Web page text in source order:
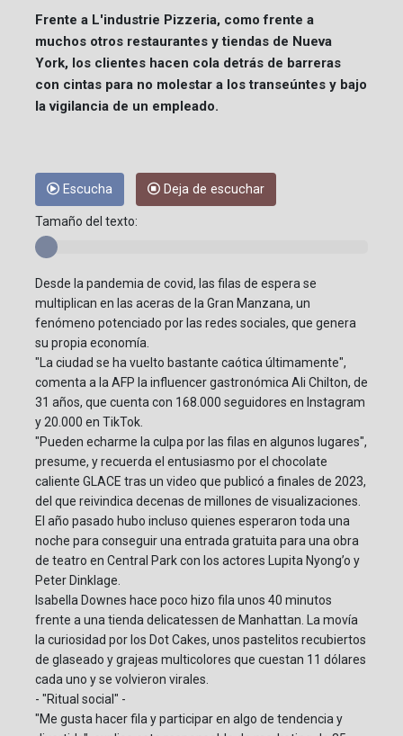
Frente a L'industrie Pizzeria, como frente a
muchos otros restaurantes y tiendas de Nueva
York, los clientes hacen cola detrás de barreras
con cintas para no molestar a los transeúntes y bajo
la vigilancia de un empleado.
Escucha Deja de escuchar
Tamaño del texto:
Desde la pandemia de covid, las filas de espera se
multiplican en las aceras de la Gran Manzana, un
fenómeno potenciado por las redes sociales, que genera
su propia economía.
"La ciudad se ha vuelto bastante caótica últimamente",
comenta a la AFP la influencer gastronómica Ali Chilton, de
31 años, que cuenta con 168.000 seguidores en Instagram
y 20.000 en TikTok.
"Pueden echarme la culpa por las filas en algunos lugares",
presume, y recuerda el entusiasmo por el chocolate
caliente GLACE tras un video que publicó a finales de 2023,
del que reivindica decenas de millones de visualizaciones.
El año pasado hubo incluso quienes esperaron toda una
noche para conseguir una entrada gratuita para una obra
de teatro en Central Park con los actores Lupita Nyong’o y
Peter Dinklage.
Isabella Downes hace poco hizo fila unos 40 minutos
frente a una tienda delicatessen de Manhattan. La movía
la curiosidad por los Dot Cakes, unos pastelitos recubiertos
de glaseado y grajeas multicolores que cuestan 11 dólares
cada uno y se volvieron virales.
- "Ritual social" -
"Me gusta hacer fila y participar en algo de tendencia y